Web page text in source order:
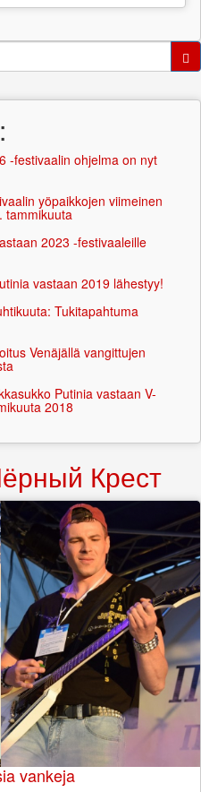
-festivaalin ohjelma on nyt
yöpaikkojen viimeinen
tammikuuta
2023 -festivaaleille
vastaan 2019 lähestyy!
Tukitapahtuma
Venäjällä vangittujen
Putinia vastaan V-
2018
Крест
vankeja